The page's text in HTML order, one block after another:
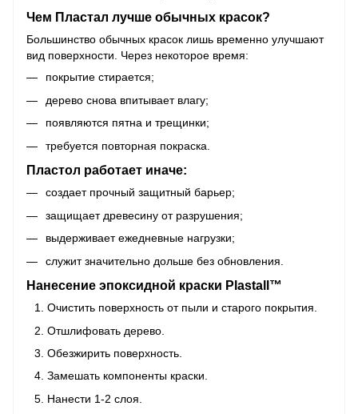
Чем Пластал лучше обычных красок?
Большинство обычных красок лишь временно улучшают
вид поверхности. Через некоторое время:
покрытие стирается;
дерево снова впитывает влагу;
появляются пятна и трещинки;
требуется повторная покраска.
Пластол работает иначе:
создает прочный защитный барьер;
защищает древесину от разрушения;
выдерживает ежедневные нагрузки;
служит значительно дольше без обновления.
Нанесение эпоксидной краски Plastall™
Очистить поверхность от пыли и старого покрытия.
Отшлифовать дерево.
Обезжирить поверхность.
Замешать компоненты краски.
Нанести 1-2 слоя.